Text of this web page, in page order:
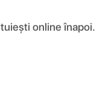
online înapoi.